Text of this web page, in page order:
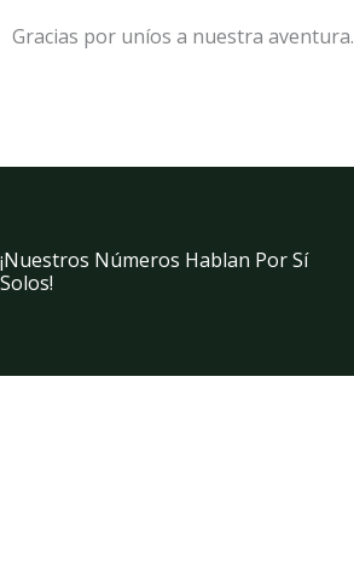
Gracias por uníos a nuestra aventura.
¡Nuestros Números Hablan Por Sí
Solos!